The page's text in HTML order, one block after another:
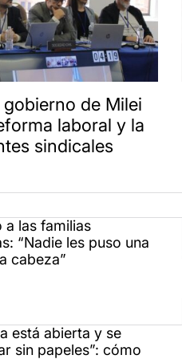
de Milei
laboral y la
sindicales
a las familias
“Nadie les puso una
cabeza”
está abierta y se
sin papeles”: cómo